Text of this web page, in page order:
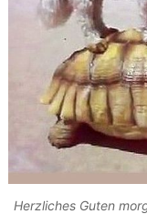
Herzliches Guten